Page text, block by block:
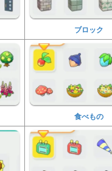
ブロック
食べもの